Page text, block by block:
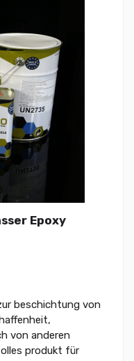
Epoxy
beschichtung von
von anderen
produkt für